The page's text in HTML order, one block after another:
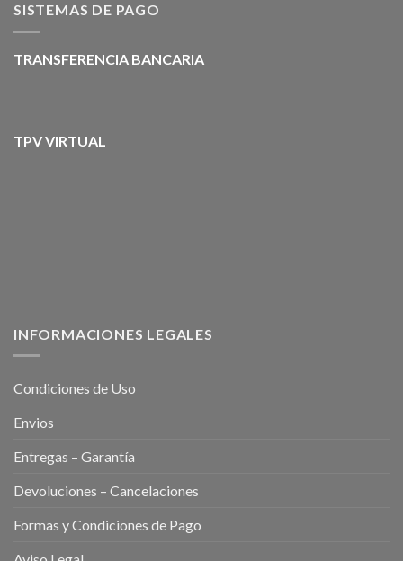
SISTEMAS DE PAGO
TRANSFERENCIA BANCARIA
TPV VIRTUAL
INFORMACIONES LEGALES
Condiciones de Uso
Envios
Entregas – Garantía
Devoluciones – Cancelaciones
Formas y Condiciones de Pago